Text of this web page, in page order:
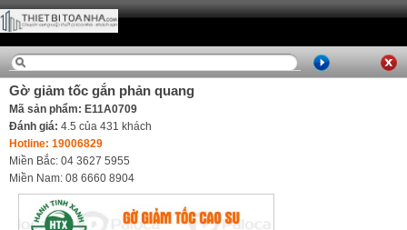
Gờ giảm tốc gắn phản quang
Mã sản phẩm: E11A0709
Đánh giá: 4.5 của 431 khách
Hotline: 19006829
Miền Bắc: 04 3627 5955
Miền Nam: 08 6660 8904